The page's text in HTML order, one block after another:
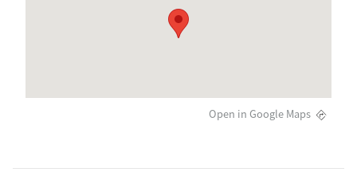
Open in Google Maps